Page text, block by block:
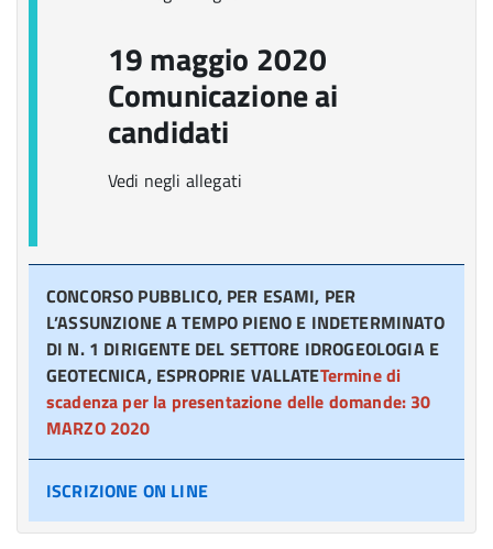
19 maggio 2020
Comunicazione ai
candidati
Vedi negli allegati
CONCORSO PUBBLICO, PER ESAMI, PER
L’ASSUNZIONE A TEMPO PIENO E INDETERMINATO
DI N. 1 DIRIGENTE DEL SETTORE IDROGEOLOGIA E
GEOTECNICA, ESPROPRIE VALLATETermine di
scadenza per la presentazione delle domande: 30
MARZO 2020
ISCRIZIONE ON LINE